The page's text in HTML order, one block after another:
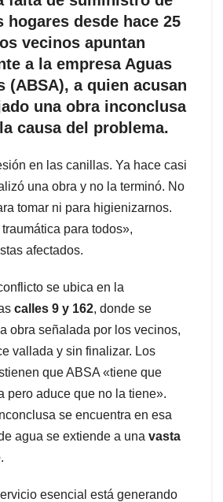
hogares desde hace 25
vecinos apuntan
a la empresa Aguas
(ABSA), a quien acusan
una obra inconclusa
causa del problema.
en las canillas. Ya hace casi
una obra y no la terminó. No
tomar ni para higienizarnos.
para todos»,
afectados.
se ubica en la
calles 9 y 162, donde se
obra señalada por los vecinos,
vallada y sin finalizar. Los
que ABSA «tiene que
pero aduce que no la tiene».
se encuentra en esa
agua se extiende a una vasta
.
esencial está generando